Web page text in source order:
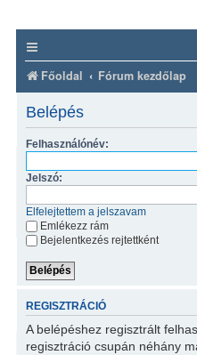
Főoldal Fórum kezdőlap
Belépés
Felhasználónév:
Jelszó:
Elfelejtettem a jelszavam
Emlékezz rám
Bejelentkezés rejtettként
REGISZTRÁCIÓ
A belépéshez regisztrált
regisztráció csupán néhány